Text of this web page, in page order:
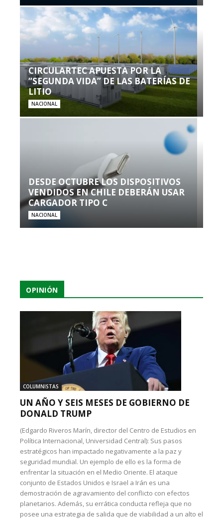
CIRCULARTEC APUESTA POR LA
“SEGUNDA VIDA” DE LAS BATERÍAS DE
LITIO
NACIONAL
DESDE OCTUBRE LOS DISPOSITIVOS
VENDIDOS EN CHILE DEBERÁN USAR
CARGADOR TIPO C
NACIONAL
OPINIÓN
COLUMNISTAS
UN AÑO Y SEIS MESES DE GOBIERNO DE
DONALD TRUMP
(Edgardo Riveros Marín, director del Centro de Estudios en
Política Internacional, Universidad Central): Sus pasos
estratégicos han impactado negativamente a la paz y
seguridad mundial. Un ejemplo de ello es la forma de
enfrentar la situación en el Medio Oriente. El ataque
conjunto de Estados Unidos e Israel a Irán es una
demostración de agravamiento del conflicto con efectos
planetarios. Además, su errática conducta refleja que no
posee una estrategia de salida que de viabilidad a un alto el